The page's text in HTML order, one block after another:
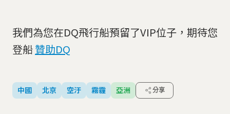
我們為您在DQ飛行船預留了VIP位子，期待您
登船贊助DQ
中國 北京 空汙 霧霾 亞洲 分享